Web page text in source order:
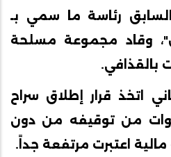
رئاسة ما سمي بـ
وقاد مجموعة مسلحة
بالقذافي.
اتخذ قرار إطلاق سراح
من توقيفه من دون
اعتبرت مرتفعة جداً.